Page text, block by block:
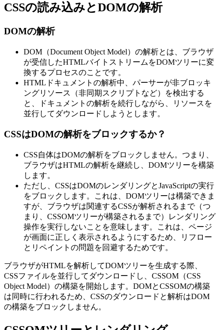
CSSの読み込みとDOMの解析
DOMの解析
DOM（Document Object Model）の解析とは、ブラウザ
が受信したHTMLバイトストリームをDOMツリーに変
換するプロセスのことです。
HTMLドキュメントの解析中、パーサーが非ブロッキ
ングリソース（非同期スクリプトなど）を検出する
と、ドキュメントの解析を続行しながら、リソースを
並行してダウンロードしようとします。
CSSはDOMの解析をブロックするか？
CSS自体はDOMの解析をブロックしません。つまり、
ブラウザはHTMLの解析を継続し、DOMツリーを構築
します。
ただし、CSSはDOMのレンダリングとJavaScriptの実行
をブロックします。これは、DOMツリーは構築できま
すが、ブラウザは関連するCSSが解析されるまで（つ
まり、CSSOMツリーが構築されるまで）レンダリング
操作を実行しないことを意味します。これは、ページ
が画面に正しく表示されるようにするため、リフロー
とリペイントの問題を回避するためです。
ブラウザがHTMLを解析してDOMツリーを生成する際、
CSSファイルを並行してダウンロードし、CSSOM（CSS
Object Model）の構築を開始します。DOMとCSSOMの構築
は同時に行われるため、CSSのダウンロードと解析はDOM
の構築をブロックしません。